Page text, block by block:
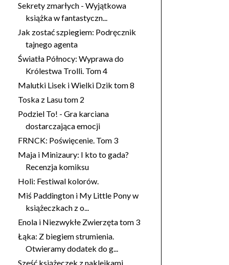
Sekrety zmarłych - Wyjątkowa
książka w fantastyczn...
Jak zostać szpiegiem: Podręcznik
tajnego agenta
Światła Północy: Wyprawa do
Królestwa Trolli. Tom 4
Malutki Lisek i Wielki Dzik tom 8
Toska z Lasu tom 2
Podziel To! - Gra karciana
dostarczająca emocji
FRNCK: Poświęcenie. Tom 3
Maja i Minizaury: I kto to gada?
Recenzja komiksu
Holi: Festiwal kolorów.
Miś Paddington i My Little Pony w
książeczkach z o...
Enola i Niezwykłe Zwierzęta tom 3
Łąka: Z biegiem strumienia.
Otwieramy dodatek do g...
Sześć książeczek z naklejkami